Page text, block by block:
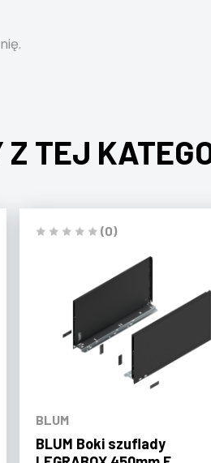
TEJ
(0)
BLUM
BLUM Boki szuflady